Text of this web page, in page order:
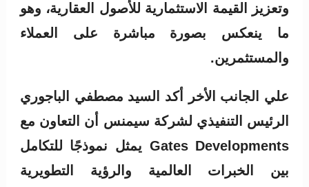
وتعزيز القيمة الاستثمارية للأصول العقارية، وهو
ما ينعكس بصورة مباشرة على العملاء
والمستثمرين.
علي الجانب الأخر أكد السيد مصطفي الباجوري
الرئيس التنفيذي لشركة سيمنس أن التعاون مع
Gates Developments يمثل نموذجًا للتكامل
بين الخبرات العالمية والرؤية التطويرية